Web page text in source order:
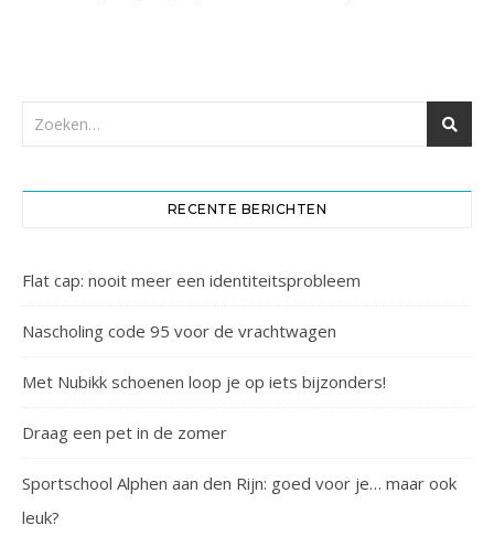
RECENTE BERICHTEN
Flat cap: nooit meer een identiteitsprobleem
Nascholing code 95 voor de vrachtwagen
Met Nubikk schoenen loop je op iets bijzonders!
Draag een pet in de zomer
Sportschool Alphen aan den Rijn: goed voor je… maar ook
leuk?